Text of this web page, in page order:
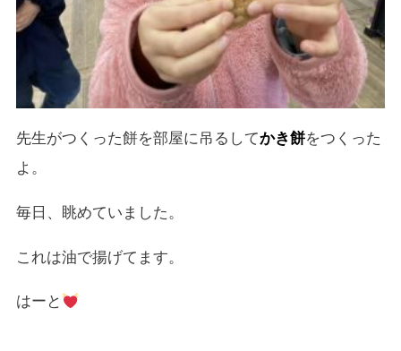
先生がつくった餅を部屋に吊るしてかき餅をつくった
よ。
毎日、眺めていました。
これは油で揚げてます。
はーと